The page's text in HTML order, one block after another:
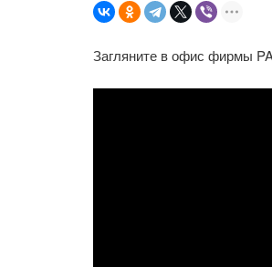
Загляните в офис фирмы